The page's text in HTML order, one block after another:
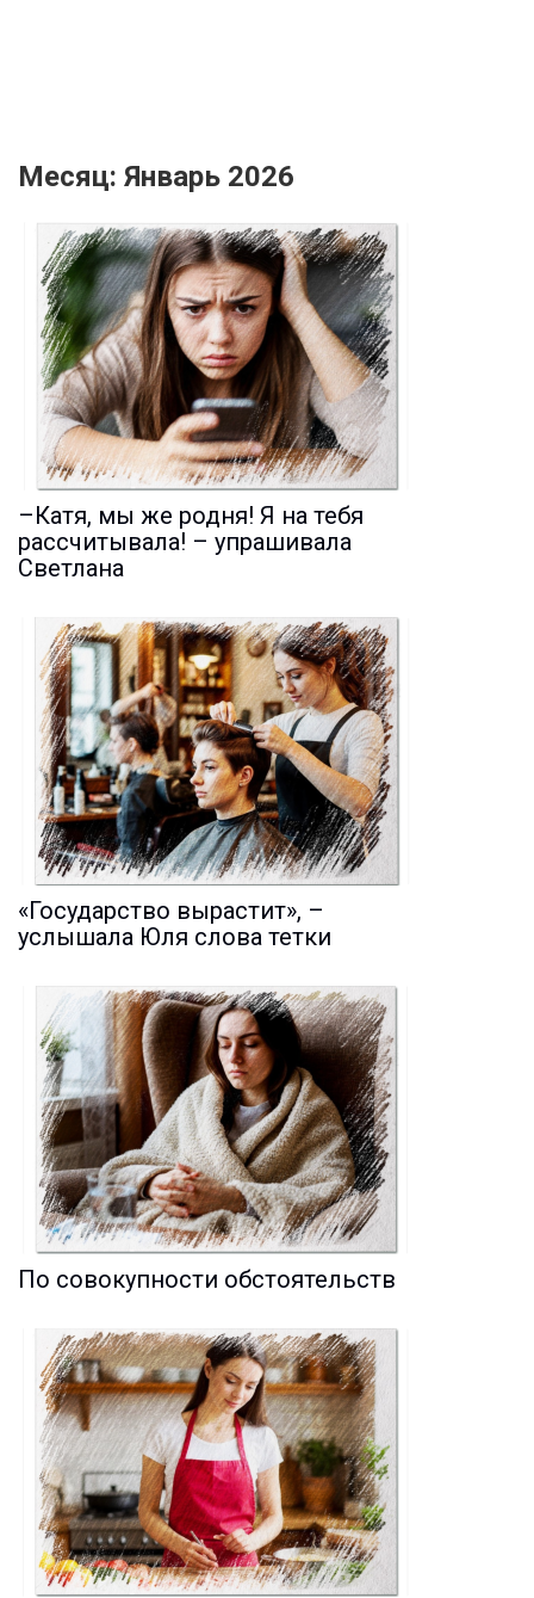
Месяц: Январь 2026
–Катя, мы же родня! Я на тебя
рассчитывала! – упрашивала
Светлана
«Государство вырастит», –
услышала Юля слова тетки
По совокупности обстоятельств